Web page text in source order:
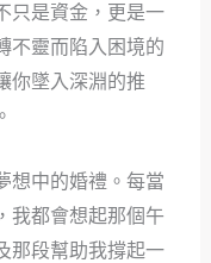
只是資金，更是一
靈而陷入困境的
你墜入深淵的推
想中的婚禮。每當
我都會想起那個午
那段幫助我撐起一